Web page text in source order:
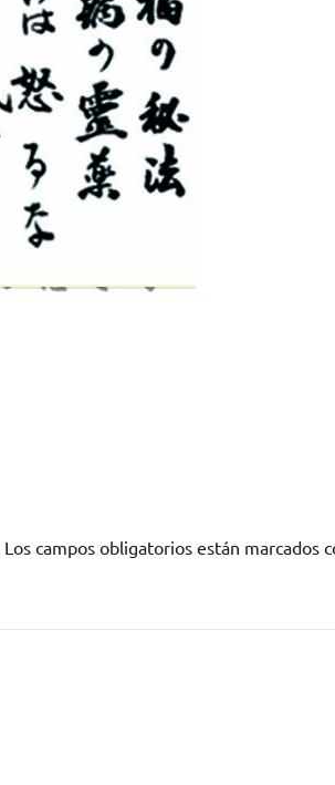
Los campos obligatorios están marcados